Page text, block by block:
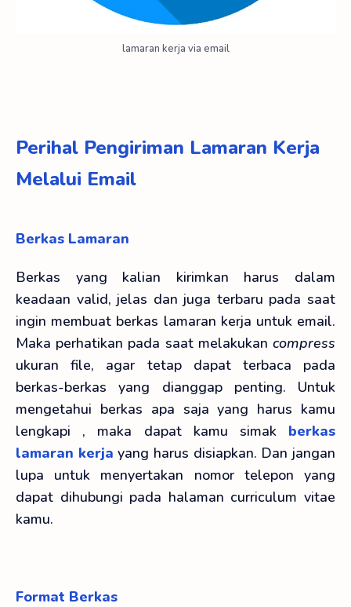
lamaran kerja via email
Perihal Pengiriman Lamaran Kerja
Melalui Email
Berkas Lamaran
Berkas yang kalian kirimkan harus dalam
keadaan valid, jelas dan juga terbaru pada saat
ingin membuat berkas lamaran kerja untuk email.
Maka perhatikan pada saat melakukan compress
ukuran file, agar tetap dapat terbaca pada
berkas-berkas yang dianggap penting. Untuk
mengetahui berkas apa saja yang harus kamu
lengkapi , maka dapat kamu simak berkas
lamaran kerja yang harus disiapkan. Dan jangan
lupa untuk menyertakan nomor telepon yang
dapat dihubungi pada halaman curriculum vitae
kamu.
Format Berkas